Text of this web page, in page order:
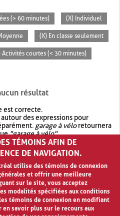
(> 60 minutes) (X) Individuel
(X) En classe seulement
Activités courtes (< 30 minutes)
résultat
est correcte.
des expressions pour
garage à véloretournera
"garage à vélo".
avec OR.garage OR vélo
résultat quegarage à vélo
TÉMOINS AFIN DE
DE NAVIGATION.
utilise des témoins de connexion
et offrir une meilleure
sur le site, vous acceptez
modalités spécifiées aux conditions
témoins de connexion en modifiant
savoir plus sur le recours aux